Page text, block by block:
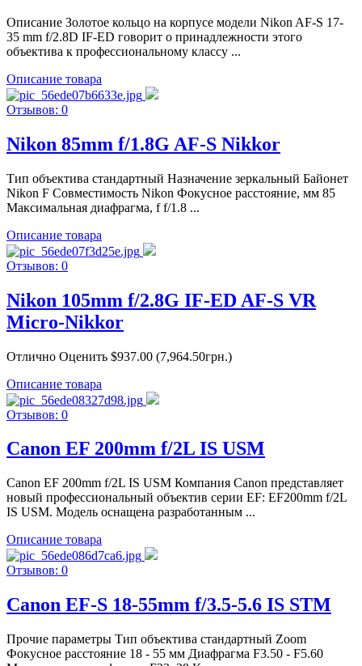
Описание Золотое кольцо на корпусе модели Nikon AF-S 17-
35 mm f/2.8D IF-ED говорит о принадлежности этого
объектива к профессиональному классу ...
Описание товара
Отзывов: 0
Nikon 85mm f/1.8G AF-S Nikkor
Тип объектива стандартный Назначение зеркальный Байонет
Nikon F Совместимость Nikon Фокусное расстояние, мм 85
Максимальная диафрагма, f f/1.8 ...
Описание товара
Отзывов: 0
Nikon 105mm f/2.8G IF-ED AF-S VR
Micro-Nikkor
Отлично Оценить $937.00 (7,964.50грн.)
Описание товара
Отзывов: 0
Canon EF 200mm f/2L IS USM
Canon EF 200mm f/2L IS USM Компания Canon представляет
новый профессиональный объектив серии EF: EF200mm f/2L
IS USM. Модель оснащена разработанным ...
Описание товара
Отзывов: 0
Canon EF-S 18-55mm f/3.5-5.6 IS STM
Прочие параметры Тип объектива стандартный Zoom
Фокусное расстояние 18 - 55 мм Диафрагма F3.50 - F5.60